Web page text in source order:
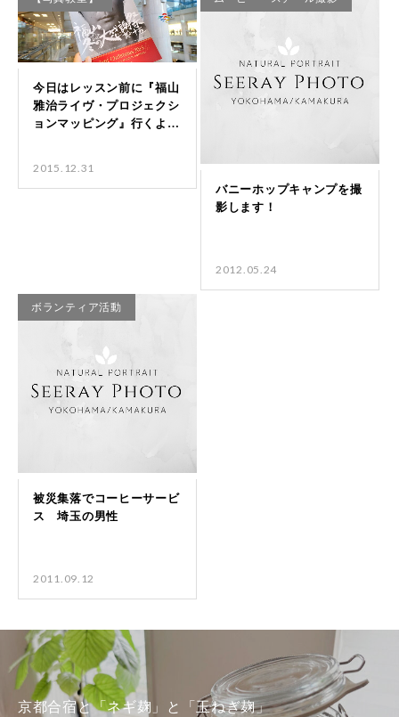
2015.12.31
2012.05.24
ボランティア活動
2011.09.12
京都合宿と「ネギ麹」と「玉ねぎ麹」